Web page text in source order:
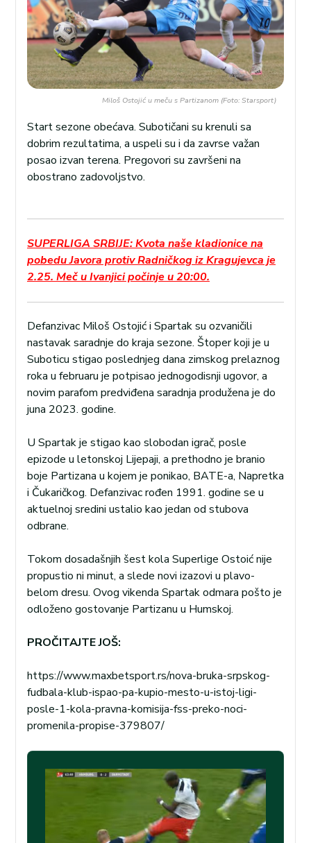
Miloš Ostojić u meču s Partizanom (Foto: Starsport)
Start sezone obećava. Subotičani su krenuli sa
dobrim rezultatima, a uspeli su i da zavrse važan
posao izvan terena. Pregovori su završeni na
obostrano zadovoljstvo.
SUPERLIGA SRBIJE: Kvota naše kladionice na
pobedu Javora protiv Radničkog iz Kragujevca je
2.25. Meč u Ivanjici počinje u 20:00.
Defanzivac Miloš Ostojić i Spartak su ozvaničili
nastavak saradnje do kraja sezone. Štoper koji je u
Suboticu stigao poslednjeg dana zimskog prelaznog
roka u februaru je potpisao jednogodisnji ugovor, a
novim parafom predviđena saradnja produžena je do
juna 2023. godine.
U Spartak je stigao kao slobodan igrač, posle
epizode u letonskoj Lijepaji, a prethodno je branio
boje Partizana u kojem je ponikao, BATE-a, Napretka
i Čukaričkog. Defanzivac rođen 1991. godine se u
aktuelnoj sredini ustalio kao jedan od stubova
odbrane.
Tokom dosadašnjih šest kola Superlige Ostoić nije
propustio ni minut, a slede novi izazovi u plavo-
belom dresu. Ovog vikenda Spartak odmara pošto je
odloženo gostovanje Partizanu u Humskoj.
PROČITAJTE JOŠ:
https://www.maxbetsport.rs/nova-bruka-srpskog-
fudbala-klub-ispao-pa-kupio-mesto-u-istoj-ligi-
posle-1-kola-pravna-komisija-fss-preko-noci-
promenila-propise-379807/